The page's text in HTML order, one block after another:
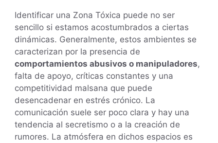
Identificar una Zona Tóxica puede no ser
sencillo si estamos acostumbrados a ciertas
dinámicas. Generalmente, estos ambientes se
caracterizan por la presencia de
comportamientos abusivos o manipuladores,
falta de apoyo, críticas constantes y una
competitividad malsana que puede
desencadenar en estrés crónico. La
comunicación suele ser poco clara y hay una
tendencia al secretismo o a la creación de
rumores. La atmósfera en dichos espacios es